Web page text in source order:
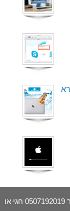
כל הזכויות שמורות © 2026 - מקור המק טלפון ישיר 0507192019 חגי או